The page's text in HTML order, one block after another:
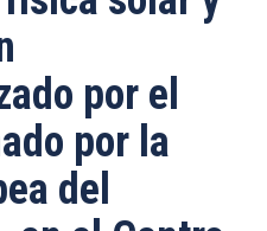
por el
por la
del